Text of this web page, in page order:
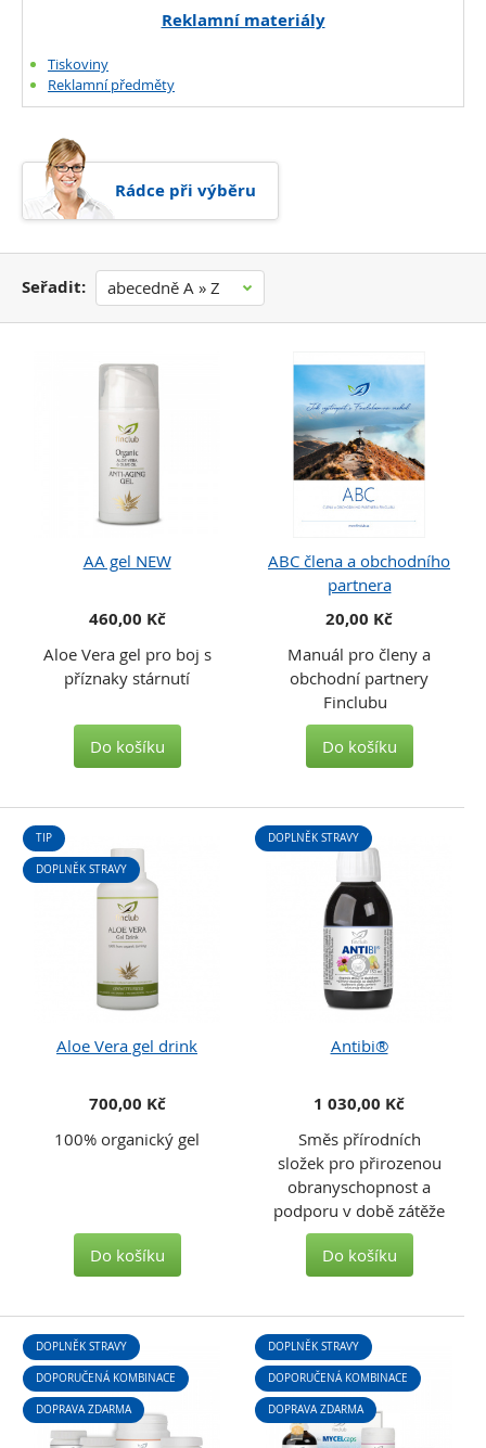
Reklamní materiály
Tiskoviny
Reklamní předměty
Rádce při výběru
Seřadit: abecedně A » Z
AA gel NEW
460,00 Kč
Aloe Vera gel pro boj s
příznaky stárnutí
Do košíku
ABC člena a obchodního
partnera
20,00 Kč
Manuál pro členy a
obchodní partnery
Finclubu
Do košíku
Aloe Vera gel drink
TIP
DOPLNĚK STRAVY
700,00 Kč
100% organický gel
Do košíku
Antibi®
DOPLNĚK STRAVY
1 030,00 Kč
Směs přírodních
složek pro přirozenou
obranyschopnost a
podporu v době zátěže
Do košíku
DOPLNĚK STRAVY
DOPORUČENÁ KOMBINACE
DOPRAVA ZDARMA
DOPLNĚK STRAVY
DOPORUČENÁ KOMBINACE
DOPRAVA ZDARMA